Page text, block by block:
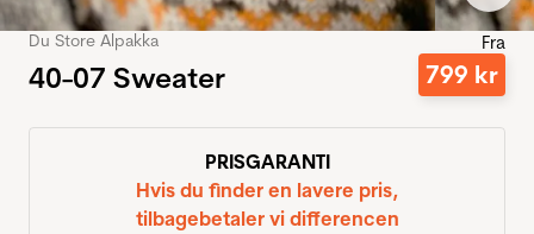
Du Store Alpakka
40-07 Sweater
Fra
799 kr
PRISGARANTI
Hvis du finder en lavere pris,
tilbagebetaler vi differencen